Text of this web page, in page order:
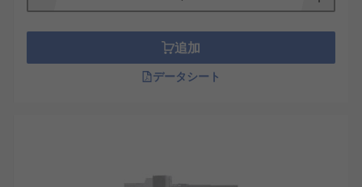
追加
データシート